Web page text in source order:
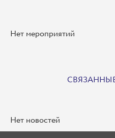
Нет мероприятий
Нет новостей